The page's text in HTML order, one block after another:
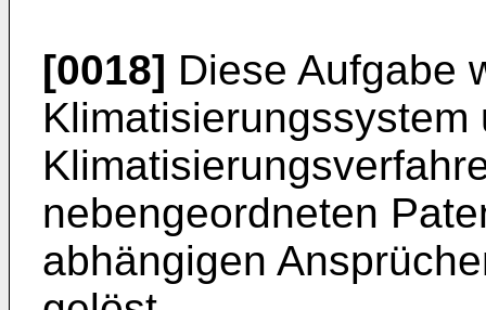
[0018] Diese Aufgabe
Klimatisierungssystem
nebengeordneten
abhängigen